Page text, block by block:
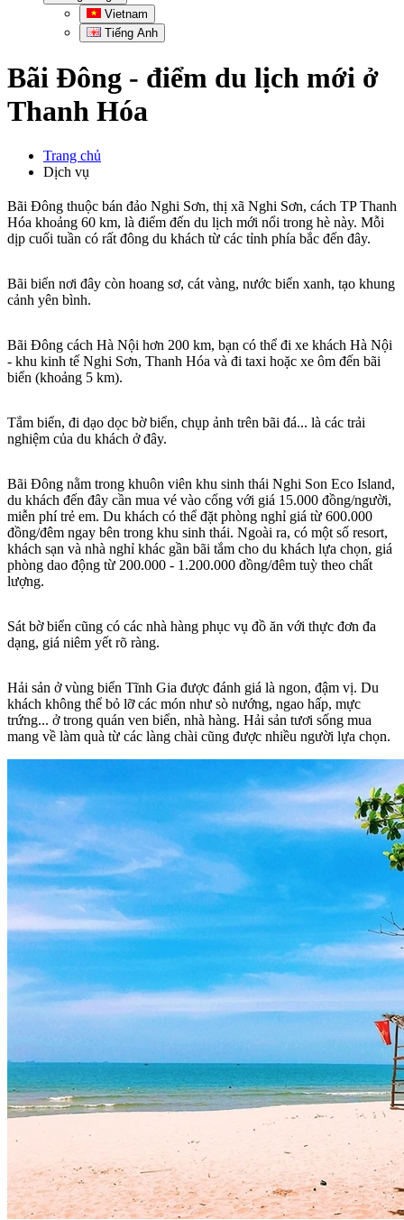
Vietnam
Tiếng Anh
Bãi Đông - điểm du lịch mới ở
Thanh Hóa
Trang chủ
Dịch vụ
Bãi Đông thuộc bán đảo Nghi Sơn, thị xã Nghi Sơn, cách TP Thanh
Hóa khoảng 60 km, là điểm đến du lịch mới nổi trong hè này. Mỗi
dịp cuối tuần có rất đông du khách từ các tỉnh phía bắc đến đây.
Bãi biển nơi đây còn hoang sơ, cát vàng, nước biển xanh, tạo khung
cảnh yên bình.
Bãi Đông cách Hà Nội hơn 200 km, bạn có thể đi xe khách Hà Nội
- khu kinh tế Nghi Sơn, Thanh Hóa và đi taxi hoặc xe ôm đến bãi
biển (khoảng 5 km).
Tắm biển, đi dạo dọc bờ biển, chụp ảnh trên bãi đá... là các trải
nghiệm của du khách ở đây.
Bãi Đông nằm trong khuôn viên khu sinh thái Nghi Son Eco Island,
du khách đến đây cần mua vé vào cổng với giá 15.000 đồng/người,
miễn phí trẻ em. Du khách có thể đặt phòng nghỉ giá từ 600.000
đồng/đêm ngay bên trong khu sinh thái. Ngoài ra, có một số resort,
khách sạn và nhà nghỉ khác gần bãi tắm cho du khách lựa chọn, giá
phòng dao động từ 200.000 - 1.200.000 đồng/đêm tuỳ theo chất
lượng.
Sát bờ biển cũng có các nhà hàng phục vụ đồ ăn với thực đơn đa
dạng, giá niêm yết rõ ràng.
Hải sản ở vùng biển Tĩnh Gia được đánh giá là ngon, đậm vị. Du
khách không thể bỏ lỡ các món như sò nướng, ngao hấp, mực
trứng... ở trong quán ven biển, nhà hàng. Hải sản tươi sống mua
mang về làm quà từ các làng chài cũng được nhiều người lựa chọn.